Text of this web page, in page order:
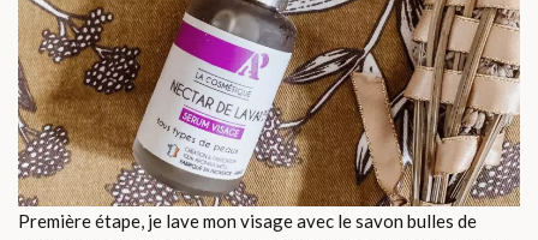
Première étape, je lave mon visage avec le savon bulles de